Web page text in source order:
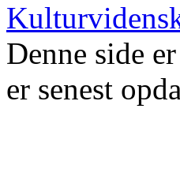
Denne side
er senest